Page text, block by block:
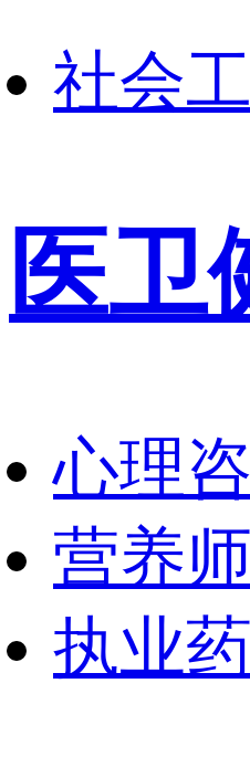
社会
医卫
心理
营养师
执业